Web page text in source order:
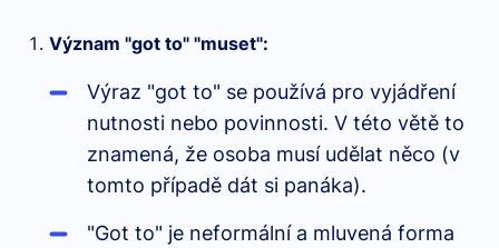
Význam "got to" "muset":
Výraz "got to" se používá pro vyjádření
nutnosti nebo povinnosti. V této větě to
znamená, že osoba musí udělat něco (v
tomto případě dát si panáka).
"Got to" je neformální a mluvená forma